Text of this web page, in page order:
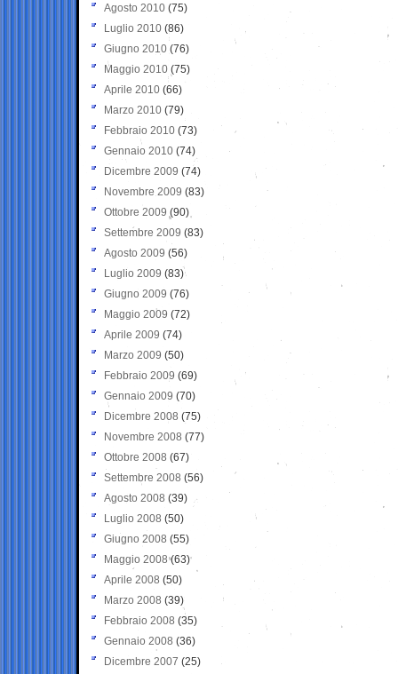
Agosto 2010 (75)
Luglio 2010 (86)
Giugno 2010 (76)
Maggio 2010 (75)
Aprile 2010 (66)
Marzo 2010 (79)
Febbraio 2010 (73)
Gennaio 2010 (74)
Dicembre 2009 (74)
Novembre 2009 (83)
Ottobre 2009 (90)
Settembre 2009 (83)
Agosto 2009 (56)
Luglio 2009 (83)
Giugno 2009 (76)
Maggio 2009 (72)
Aprile 2009 (74)
Marzo 2009 (50)
Febbraio 2009 (69)
Gennaio 2009 (70)
Dicembre 2008 (75)
Novembre 2008 (77)
Ottobre 2008 (67)
Settembre 2008 (56)
Agosto 2008 (39)
Luglio 2008 (50)
Giugno 2008 (55)
Maggio 2008(63)
Aprile 2008 (50)
Marzo 2008 (39)
Febbraio 2008 (35)
Gennaio 2008 (36)
Dicembre 2007 (25)